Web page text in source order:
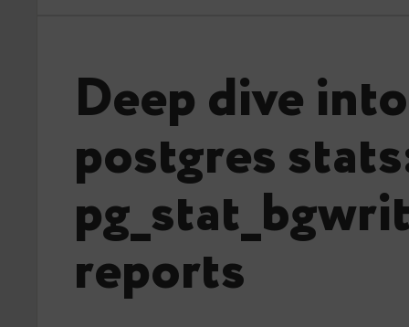
Deep dive into
postgres
reports